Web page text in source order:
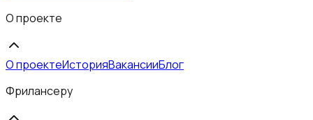
О проекте
О проектеИсторияВакансииБлог
Фрилансеру